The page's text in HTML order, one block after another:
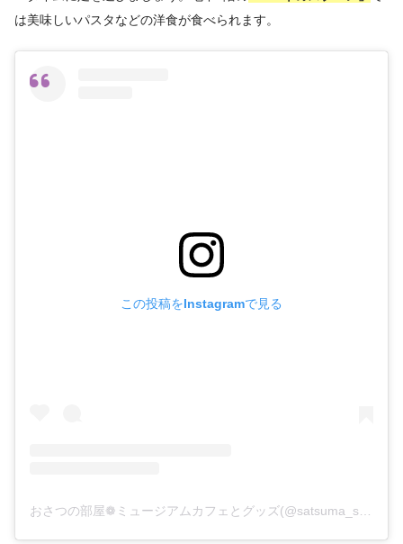
は美味しいパスタなどの洋食が食べられます。
この投稿をInstagramで見る
おさつの部屋❁ミュージアムカフェとグッズ(@satsuma_sub)がシェアした投稿